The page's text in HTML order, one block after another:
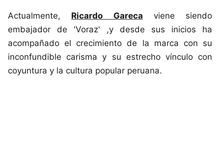
Actualmente, Ricardo Gareca viene siendo
embajador de 'Voraz' ,y desde sus inicios ha
acompañado el crecimiento de la marca con su
inconfundible carisma y su estrecho vínculo con
coyuntura y la cultura popular peruana.